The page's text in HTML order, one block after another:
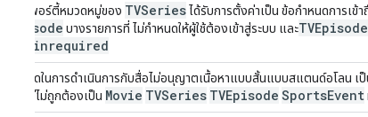
พร็อพเพอร์ตี้หมวดหมู่ของ TVSeries ได้รับการตั้งค่าเป็น ข้อกำหนดการเข้
TVEpisode บางรายการที่ ไม่กำหนดให้ผู้ใช้ต้องเข้าสู่ระบบ และTVEpisode
nologinrequired
ข้อกำหนดในการดำเนินการกับสื่อไม่อนุญาตเนื้อหาแบบสั้นแบบสแตนด์อโลน
หมวดหมู่ไม่ถูกต้องเป็น Movie TVSeries TVEpisode SportsEvent